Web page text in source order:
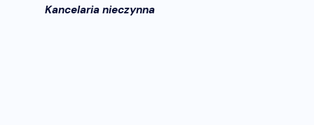
Kancelaria nieczynna